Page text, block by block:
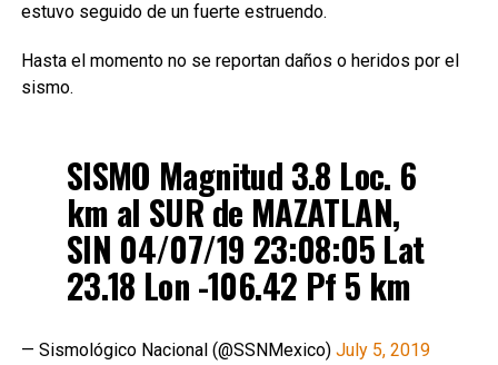
estuvo seguido de un fuerte estruendo.
Hasta el momento no se reportan daños o heridos por el
sismo.
SISMO Magnitud 3.8 Loc. 6
km al SUR de MAZATLAN,
SIN 04/07/19 23:08:05 Lat
23.18 Lon -106.42 Pf 5 km
— Sismológico Nacional (@SSNMexico) July 5, 2019